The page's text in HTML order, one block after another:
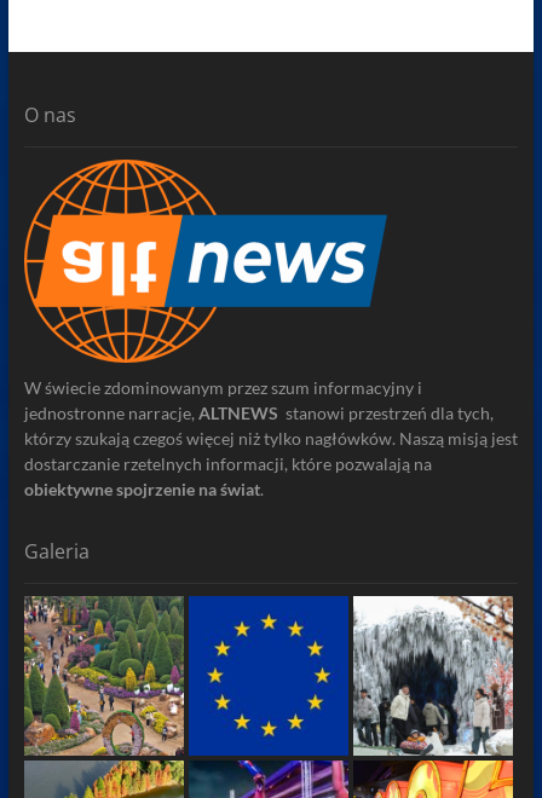
O nas
W świecie zdominowanym przez szum informacyjny i
jednostronne narracje, ALTNEWS stanowi przestrzeń dla tych,
którzy szukają czegoś więcej niż tylko nagłówków. Naszą misją jest
dostarczanie rzetelnych informacji, które pozwalają na
obiektywne spojrzenie na świat.
Galeria